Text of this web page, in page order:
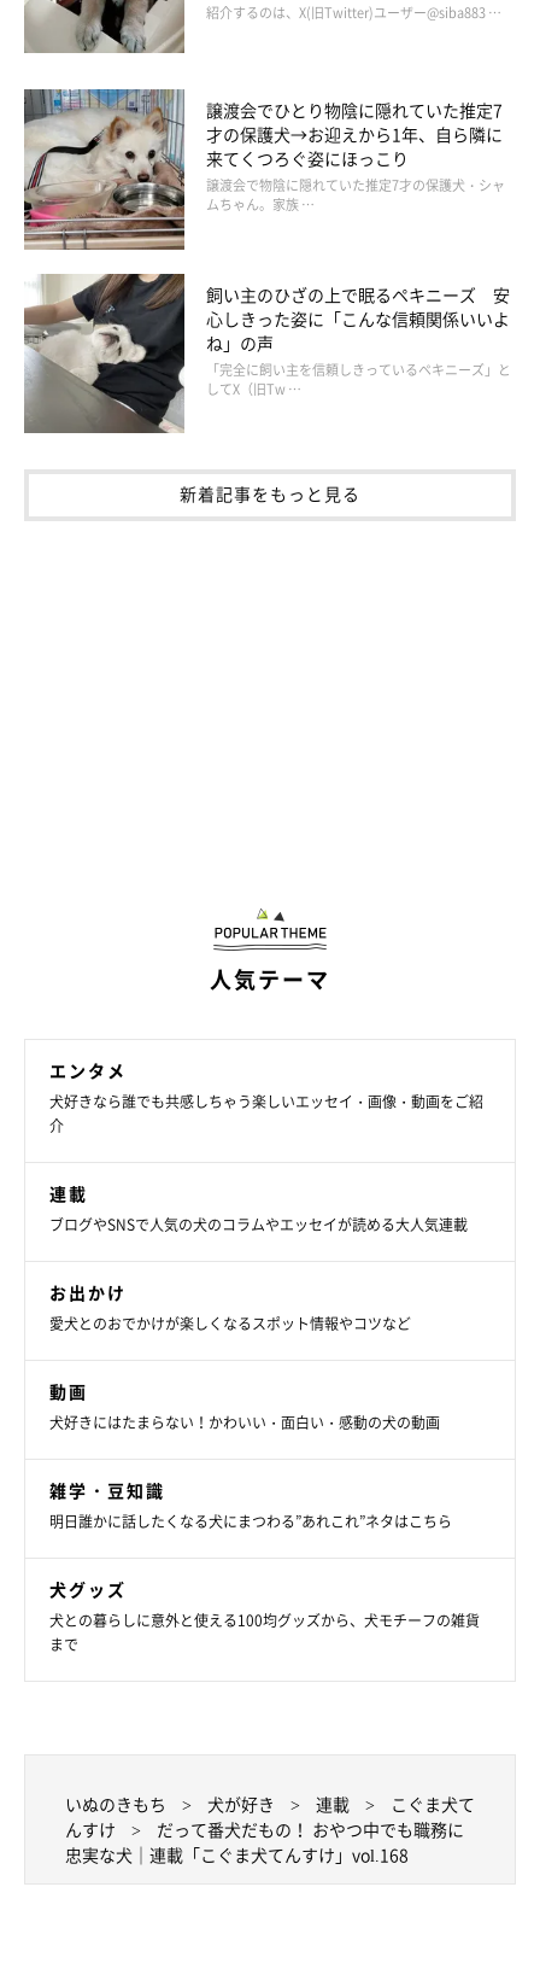
作者のブログとSNS
連載とは別の漫画が載っています。
・ブログ「こぐま犬と散歩〜元保護犬の漫画日記〜」
連載「こぐま犬てんすけ」
紹介するのは、X(旧Twitter)ユーザー@siba883 …
譲渡会でひとり物陰に隠れていた推定7
才の保護犬→お迎えから1年、自ら隣に
来てくつろぐ姿にほっこり
譲渡会で物陰に隠れていた推定7才の保護犬・シャ
ムちゃん。家族 …
飼い主のひざの上で眠るペキニーズ 安
心しきった姿に「こんな信頼関係いいよ
ね」の声
「完全に飼い主を信頼しきっているペキニーズ」と
してX（旧Tw …
新着記事をもっと見る
人気テーマ
エンタメ
犬好きなら誰でも共感しちゃう楽しいエッセイ・画像・動画をご紹
介
連載
ブログやSNSで人気の犬のコラムやエッセイが読める大人気連載
お出かけ
愛犬とのおでかけが楽しくなるスポット情報やコツなど
動画
犬好きにはたまらない！かわいい・面白い・感動の犬の動画
雑学・豆知識
明日誰かに話したくなる犬にまつわる”あれこれ”ネタはこちら
犬グッズ
犬との暮らしに意外と使える100均グッズから、犬モチーフの雑貨
まで
いぬのきもち 犬が好き 連載
こぐま犬て
んすけ
だって番犬だもの！ おやつ中でも職務に
忠実な犬｜連載「こぐま犬てんすけ」vol.168